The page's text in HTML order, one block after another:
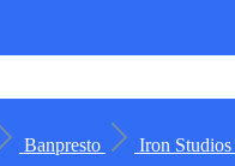
Banpresto Iron Studios